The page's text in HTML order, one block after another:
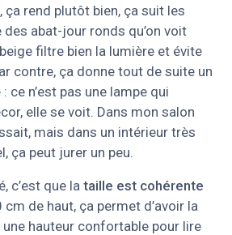
ça rend plutôt bien, ça suit les
des abat-jour ronds qu’on voit
filtre bien la lumière et évite
contre, ça donne tout de suite un
ce n’est pas une lampe qui
elle se voit. Dans mon salon
mais dans un intérieur très
ça peut jurer un peu.
c’est que la taille est cohérente
de haut, ça permet d’avoir la
hauteur confortable pour lire